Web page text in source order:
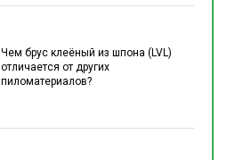
Чем брус клеёный из шпона (LVL)
отличается от других
пиломатериалов?